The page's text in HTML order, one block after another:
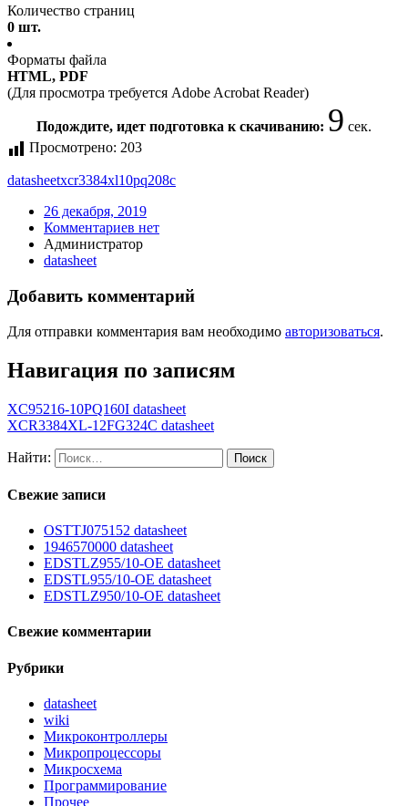
Количество страниц
0 шт.
Форматы файла
HTML, PDF
(Для просмотра требуется Adobe Acrobat Reader)
Подождите, идет подготовка к скачиванию: 9 сек.
Просмотрено: 203
datasheetxcr3384xl10pq208c
26 декабря, 2019
Комментариев нет
Администратор
datasheet
Добавить комментарий
Для отправки комментария вам необходимо авторизоваться.
Навигация по записям
XC95216-10PQ160I datasheet
XCR3384XL-12FG324C datasheet
Найти:
Свежие записи
OSTTJ075152 datasheet
1946570000 datasheet
EDSTLZ955/10-OE datasheet
EDSTL955/10-OE datasheet
EDSTLZ950/10-OE datasheet
Свежие комментарии
Рубрики
datasheet
wiki
Микроконтроллеры
Микропроцессоры
Микросхема
Программирование
Прочее